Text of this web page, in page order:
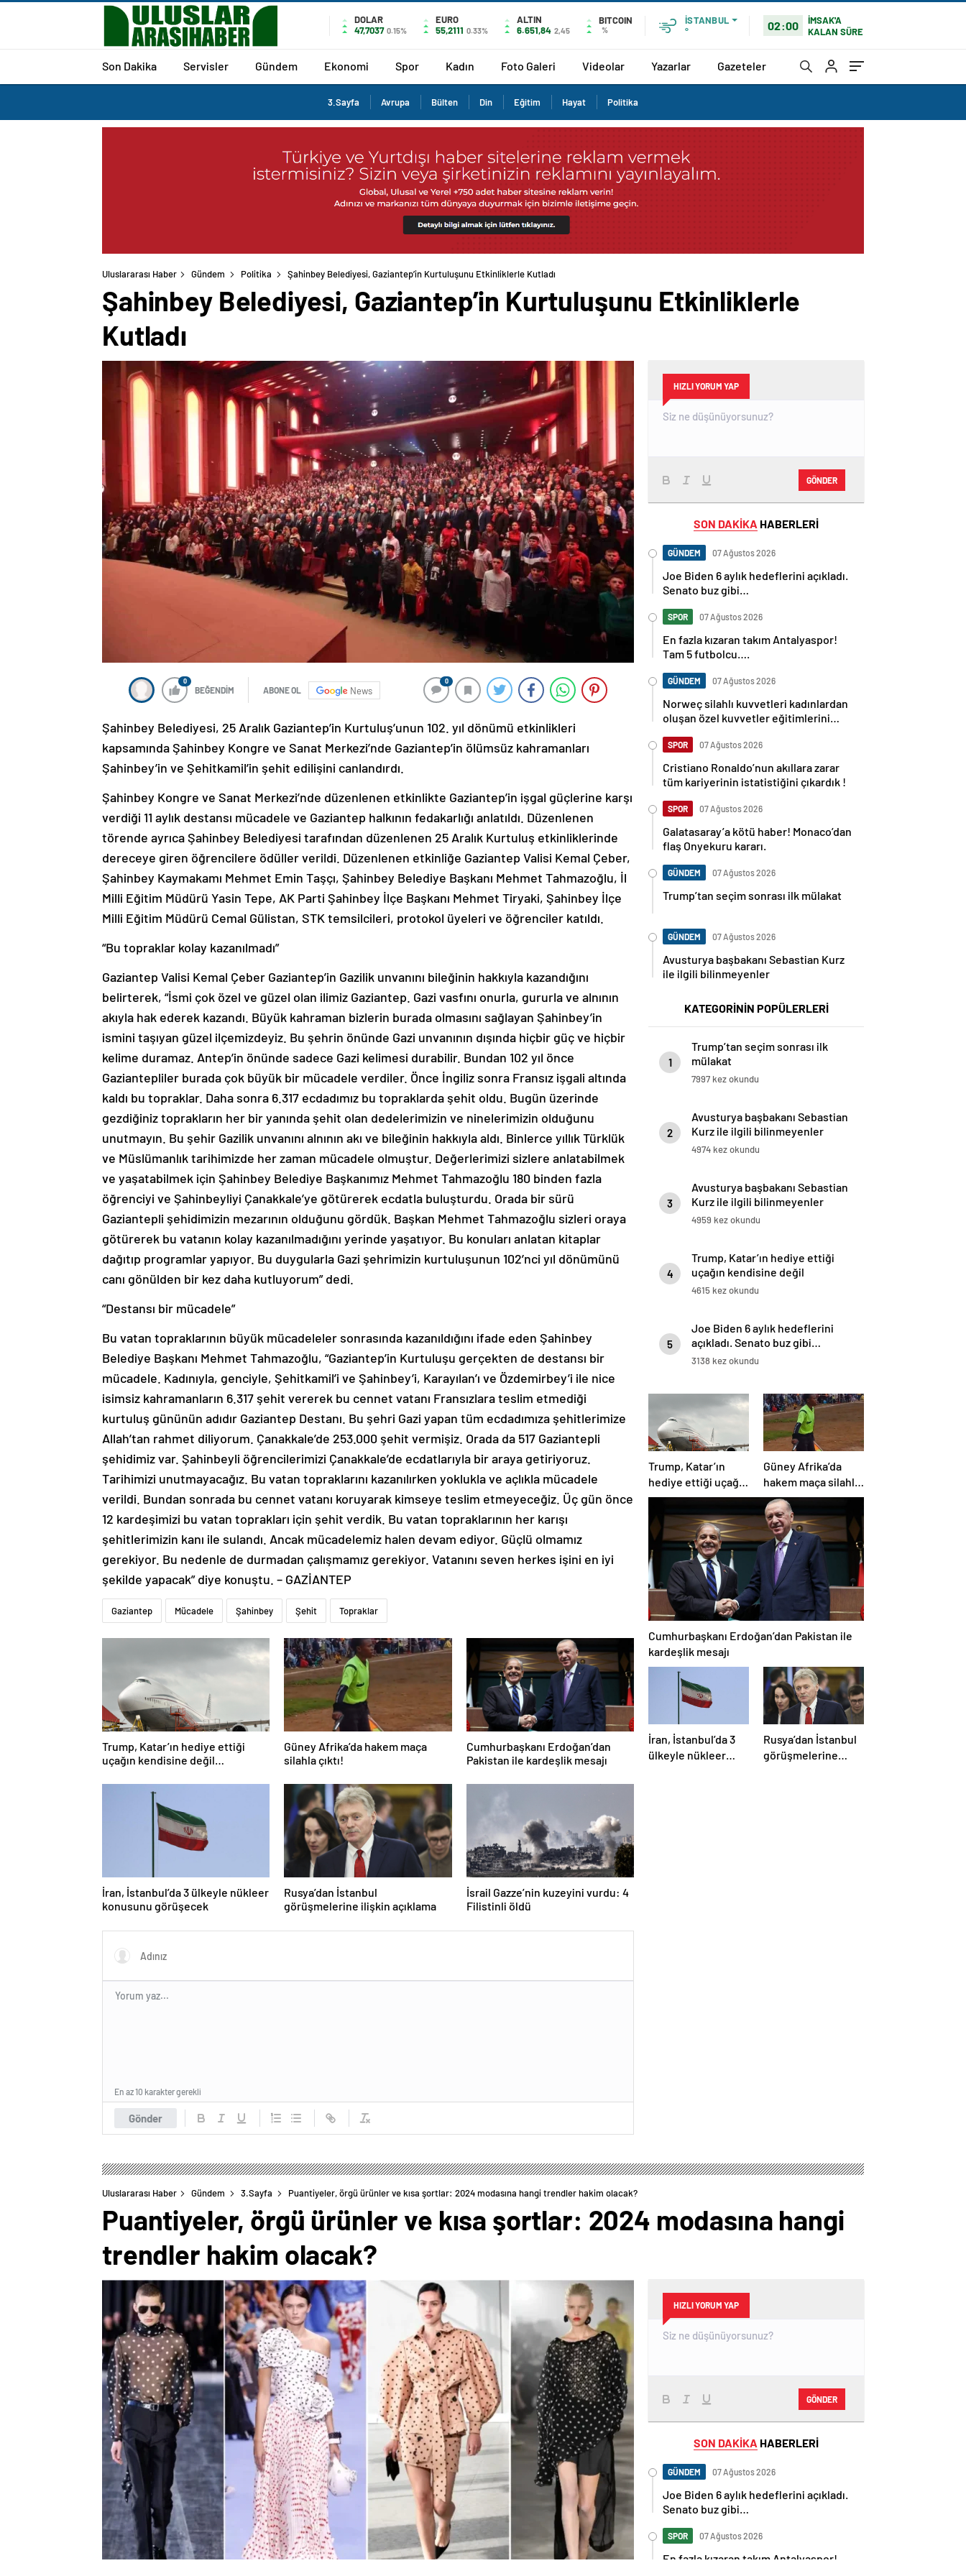
DOLAR
47,7037 0.15%
EURO
55,2111 0.33%
ALTIN
6.651,84 2,45
BITCOIN
%
İSTANBUL
°
02:00
İMSAK'A
KALAN SÜRE
Son Dakika Servisler Gündem Ekonomi Spor Kadın Foto Galeri Videolar Yazarlar Gazeteler
3.Sayfa Avrupa Bülten Din Eğitim Hayat Politika
Uluslararası Haber Gündem Politika Şahinbey Belediyesi, Gaziantep’in Kurtuluşunu Etkinliklerle Kutladı
Şahinbey Belediyesi, Gaziantep’in Kurtuluşunu Etkinliklerle
Kutladı
0
BEĞENDİM ABONE OL News
0
Şahinbey Belediyesi, 25 Aralık Gaziantep’in Kurtuluş’unun 102. yıl dönümü etkinlikleri
kapsamında Şahinbey Kongre ve Sanat Merkezi’nde Gaziantep’in ölümsüz kahramanları
Şahinbey’in ve Şehitkamil’in şehit edilişini canlandırdı.
Şahinbey Kongre ve Sanat Merkezi’nde düzenlenen etkinlikte Gaziantep’in işgal güçlerine karşı
verdiği 11 aylık destansı mücadele ve Gaziantep halkının fedakarlığı anlatıldı. Düzenlenen
törende ayrıca Şahinbey Belediyesi tarafından düzenlenen 25 Aralık Kurtuluş etkinliklerinde
dereceye giren öğrencilere ödüller verildi. Düzenlenen etkinliğe Gaziantep Valisi Kemal Çeber,
Şahinbey Kaymakamı Mehmet Emin Taşçı, Şahinbey Belediye Başkanı Mehmet Tahmazoğlu, İl
Milli Eğitim Müdürü Yasin Tepe, AK Parti Şahinbey İlçe Başkanı Mehmet Tiryaki, Şahinbey İlçe
Milli Eğitim Müdürü Cemal Gülistan, STK temsilcileri, protokol üyeleri ve öğrenciler katıldı.
“Bu topraklar kolay kazanılmadı”
Gaziantep Valisi Kemal Çeber Gaziantep’in Gazilik unvanını bileğinin hakkıyla kazandığını
belirterek, “İsmi çok özel ve güzel olan ilimiz Gaziantep. Gazi vasfını onurla, gururla ve alnının
akıyla hak ederek kazandı. Büyük kahraman bizlerin burada olmasını sağlayan Şahinbey’in
ismini taşıyan güzel ilçemizdeyiz. Bu şehrin önünde Gazi unvanının dışında hiçbir güç ve hiçbir
kelime duramaz. Antep’in önünde sadece Gazi kelimesi durabilir. Bundan 102 yıl önce
Gaziantepliler burada çok büyük bir mücadele verdiler. Önce İngiliz sonra Fransız işgali altında
kaldı bu topraklar. Daha sonra 6.317 ecdadımız bu topraklarda şehit oldu. Bugün üzerinde
gezdiğiniz toprakların her bir yanında şehit olan dedelerimizin ve ninelerimizin olduğunu
unutmayın. Bu şehir Gazilik unvanını alnının akı ve bileğinin hakkıyla aldı. Binlerce yıllık Türklük
ve Müslümanlık tarihimizde her zaman mücadele olmuştur. Değerlerimizi sizlere anlatabilmek
ve yaşatabilmek için Şahinbey Belediye Başkanımız Mehmet Tahmazoğlu 180 binden fazla
öğrenciyi ve Şahinbeyliyi Çanakkale’ye götürerek ecdatla buluşturdu. Orada bir sürü
Gaziantepli şehidimizin mezarının olduğunu gördük. Başkan Mehmet Tahmazoğlu sizleri oraya
götürerek bu vatanın kolay kazanılmadığını yerinde yaşatıyor. Bu konuları anlatan kitaplar
dağıtıp programlar yapıyor. Bu duygularla Gazi şehrimizin kurtuluşunun 102’nci yıl dönümünü
canı gönülden bir kez daha kutluyorum” dedi.
“Destansı bir mücadele”
Bu vatan topraklarının büyük mücadeleler sonrasında kazanıldığını ifade eden Şahinbey
Belediye Başkanı Mehmet Tahmazoğlu, “Gaziantep’in Kurtuluşu gerçekten de destansı bir
mücadele. Kadınıyla, genciyle, Şehitkamil’i ve Şahinbey’i, Karayılan’ı ve Özdemirbey’i ile nice
isimsiz kahramanların 6.317 şehit vererek bu cennet vatanı Fransızlara teslim etmediği
kurtuluş gününün adıdır Gaziantep Destanı. Bu şehri Gazi yapan tüm ecdadımıza şehitlerimize
Allah’tan rahmet diliyorum. Çanakkale’de 253.000 şehit vermişiz. Orada da 517 Gaziantepli
şehidimiz var. Şahinbeyli öğrencilerimizi Çanakkale’de ecdatlarıyla bir araya getiriyoruz.
Tarihimizi unutmayacağız. Bu vatan topraklarını kazanılırken yoklukla ve açlıkla mücadele
verildi. Bundan sonrada bu cennet vatanı koruyarak kimseye teslim etmeyeceğiz. Üç gün önce
12 kardeşimizi bu vatan toprakları için şehit verdik. Bu vatan topraklarının her karışı
şehitlerimizin kanı ile sulandı. Ancak mücadelemiz halen devam ediyor. Güçlü olmamız
gerekiyor. Bu nedenle de durmadan çalışmamız gerekiyor. Vatanını seven herkes işini en iyi
şekilde yapacak” diye konuştu. – GAZİANTEP
Gaziantep Mücadele Şahinbey Şehit Topraklar
Trump, Katar’ın hediye ettiği
uçağın kendisine değil
Güney Afrika’da hakem maça
silahla çıktı!
Cumhurbaşkanı Erdoğan’dan
Pakistan ile kardeşlik mesajı
İran, İstanbul’da 3 ülkeyle nükleer
konusunu görüşecek
Rusya’dan İstanbul
görüşmelerine ilişkin açıklama
İsrail Gazze’nin kuzeyini vurdu: 4
Filistinli öldü
Gönder
En az 10 karakter gerekli
HIZLI YORUM YAP
GÖNDER
SON DAKİKA HABERLERİ
GÜNDEM 07 Ağustos 2026
Joe Biden 6 aylık hedeflerini açıkladı.
Senato buz gibi…
SPOR 07 Ağustos 2026
En fazla kızaran takım Antalyaspor!
Tam 5 futbolcu….
GÜNDEM 07 Ağustos 2026
Norweç silahlı kuvvetleri kadınlardan
oluşan özel kuvvetler eğitimlerini
SPOR 07 Ağustos 2026
Cristiano Ronaldo’nun akıllara zarar
tüm kariyerinin istatistiğini çıkardık !
SPOR 07 Ağustos 2026
Galatasaray’a kötü haber! Monaco’dan
flaş Onyekuru kararı.
GÜNDEM 07 Ağustos 2026
Trump’tan seçim sonrası ilk mülakat
GÜNDEM 07 Ağustos 2026
Avusturya başbakanı Sebastian Kurz
ile ilgili bilinmeyenler
KATEGORİNİN POPÜLERLERİ
1
Trump’tan seçim sonrası ilk
mülakat
7997 kez okundu
2
Avusturya başbakanı Sebastian
Kurz ile ilgili bilinmeyenler
4974 kez okundu
3
Avusturya başbakanı Sebastian
Kurz ile ilgili bilinmeyenler
4959 kez okundu
4
Trump, Katar’ın hediye ettiği
uçağın kendisine değil
Pentagon’a verileceğini açıkladı
4615 kez okundu
5
Joe Biden 6 aylık hedeflerini
açıkladı. Senato buz gibi…
3138 kez okundu
Trump, Katar’ın
hediye ettiği uçağın
kendisine değil
Pentagon’a
verileceğini açıkladı
Güney Afrika’da
hakem maça silahla
çıktı!
Cumhurbaşkanı Erdoğan’dan Pakistan ile
kardeşlik mesajı
İran, İstanbul’da 3
ülkeyle nükleer
Rusya’dan İstanbul
görüşmelerine
Uluslararası Haber Gündem 3.Sayfa Puantiyeler, örgü ürünler ve kısa şortlar: 2024 modasına hangi trendler hakim olacak?
Puantiyeler, örgü ürünler ve kısa şortlar: 2024 modasına hangi
trendler hakim olacak?
HIZLI YORUM YAP
GÖNDER
SON DAKİKA HABERLERİ
GÜNDEM 07 Ağustos 2026
Joe Biden 6 aylık hedeflerini açıkladı.
Senato buz gibi…
SPOR 07 Ağustos 2026
En fazla kızaran takım Antalyaspor!